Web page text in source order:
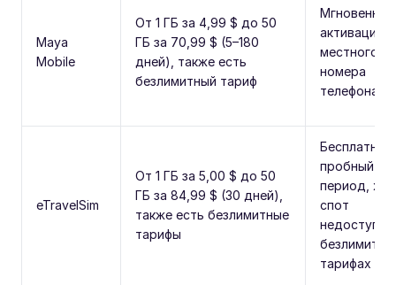
Maya
Mobile
От 1 ГБ за 4,99 $ до 50
ГБ за 70,99 $ (5–180
дней), также есть
безлимитный тариф
Мгновенная
активация,
местного
номера
телефона
eTravelSim
От 1 ГБ за 5,00 $ до 50
ГБ за 84,99 $ (30 дней),
также есть безлимитные
тарифы
Бесплатный
пробный
период,
спот
недоступен
тарифах